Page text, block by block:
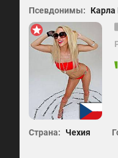
Псевдонимы: Карла
Страна: Чехия